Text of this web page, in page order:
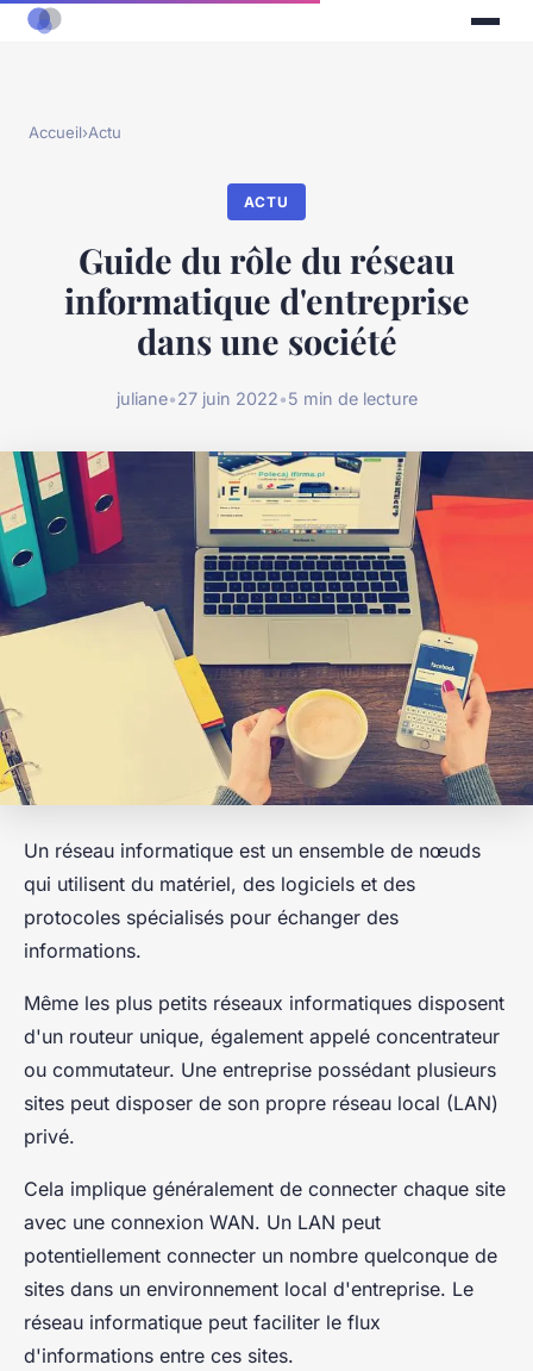
Accueil›Actu
ACTU
Guide du rôle du réseau
informatique d'entreprise
dans une société
juliane•27 juin 2022•5 min de lecture
Un réseau informatique est un ensemble de nœuds
qui utilisent du matériel, des logiciels et des
protocoles spécialisés pour échanger des
informations.
Même les plus petits réseaux informatiques disposent
d'un routeur unique, également appelé concentrateur
ou commutateur. Une entreprise possédant plusieurs
sites peut disposer de son propre réseau local (LAN)
privé.
Cela implique généralement de connecter chaque site
avec une connexion WAN. Un LAN peut
potentiellement connecter un nombre quelconque de
sites dans un environnement local d'entreprise. Le
réseau informatique peut faciliter le flux
d'informations entre ces sites.